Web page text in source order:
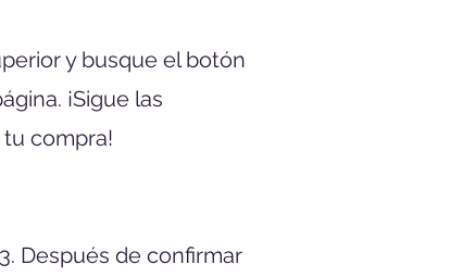
y busque el botón
¡Sigue las
compra!
. Después de confirmar